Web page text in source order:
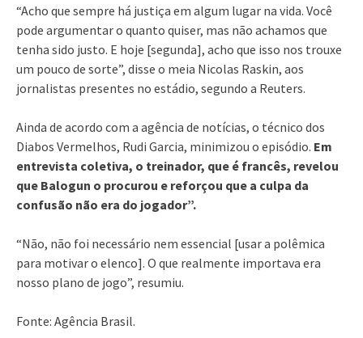
“Acho que sempre há justiça em algum lugar na vida. Você
pode argumentar o quanto quiser, mas não achamos que
tenha sido justo. E hoje [segunda], acho que isso nos trouxe
um pouco de sorte”, disse o meia Nicolas Raskin, aos
jornalistas presentes no estádio, segundo a Reuters.
Ainda de acordo com a agência de notícias, o técnico dos
Diabos Vermelhos, Rudi Garcia, minimizou o episódio. Em
entrevista coletiva, o treinador, que é francês, revelou
que Balogun o procurou e reforçou que a culpa da
confusão não era do jogador”.
“Não, não foi necessário nem essencial [usar a polêmica
para motivar o elenco]. O que realmente importava era
nosso plano de jogo”, resumiu.
Fonte: Agência Brasil.